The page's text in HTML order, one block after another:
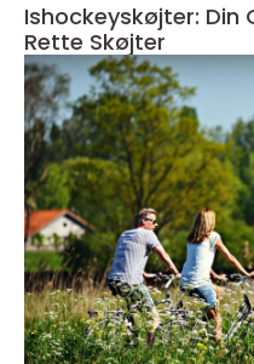
Ishockeyskøjter:
Rette Skøjter